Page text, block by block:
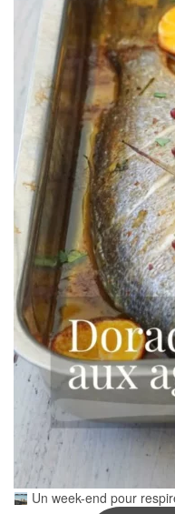
Un week-end pour